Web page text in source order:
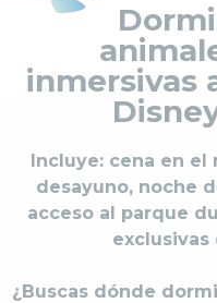
inmersivas
Incluye: cena en el
desayuno, noche
acceso al parque
exclusivas
¿Buscas dónde